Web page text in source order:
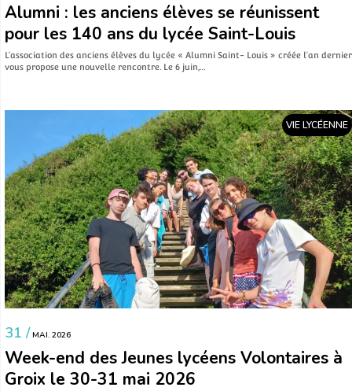
Alumni : les anciens élèves se réunissent
pour les 140 ans du lycée Saint-Louis
L’association des anciens élèves du lycée « Alumni Saint- Louis » créée l’an dernier
vous propose une nouvelle rencontre. Le 6 juin,…
VIE LYCÉENNE
31 / MAI. 2026
Week-end des Jeunes lycéens Volontaires à
Groix le 30-31 mai 2026